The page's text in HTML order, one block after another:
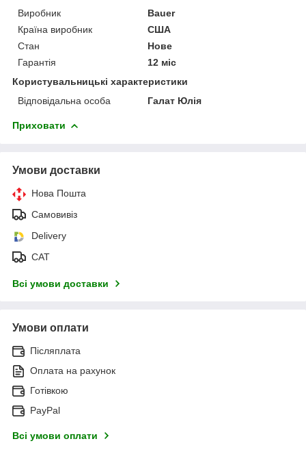
Виробник
Bauer
Країна виробник
США
Стан
Нове
Гарантія
12 міс
Користувальницькі характеристики
Відповідальна особа
Галат Юлія
Приховати
Умови доставки
Нова Пошта
Самовивіз
Delivery
САТ
Всі умови доставки
Умови оплати
Післяплата
Оплата на рахунок
Готівкою
PayPal
Всі умови оплати